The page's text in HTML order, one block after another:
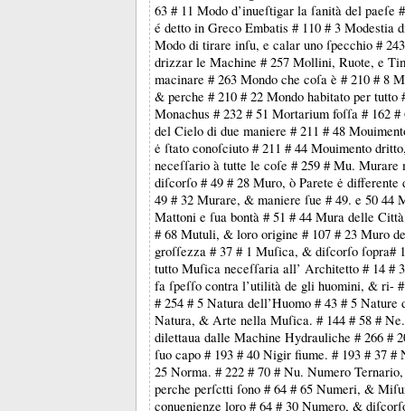
63 # 11 Modo d’inueſtigar la ſanità del paeſe
é detto in Greco Embatis # 110 # 3 Modestia
Modo di tirare inſu, e calar uno ſpecchio #
drizzar le Machine # 257 Mollini, Ruote, e
macinare # 263 Mondo che coſa è # 210 # 8
& perche # 210 # 22 Mondo habitato per tutto
Monachus # 232 # 51 Mortarium foſſa # 162
del Cielo di due maniere # 211 # 48
ė ſtato conoſciuto # 211 # 44 Mouimento
neceſſario à tutte le coſe # 259 # Mu. Murare
diſcorſo # 49 # 28 Muro, ò Parete ė differente
49 # 32 Murare, & maniere ſue # 49. e 50 44
Mattoni e ſua bontà # 51 # 44 Mura delle
# 68 Mutuli, & loro origine # 107 # 23 Muro
groſſezza # 37 # 1 Muſica, & diſcorſo ſopra#
tutto Muſica neceſſaria all’ Architetto # 14 #
fa ſpeſſo contra l’utilità de gli huomini, & ri-
# 254 # 5 Natura dell’Huomo # 43 # 5 Nature
Natura, & Arte nella Muſica. # 144 # 58 #
dilettaua dalle Machine Hydrauliche # 266 #
ſuo capo # 193 # 40 Nigir fiume. # 193 # 37 #
25 Norma. # 222 # 70 # Nu. Numero
perche perſctti ſono # 64 # 65 Numeri, &
conuenienze loro # 64 # 30 Numero, &